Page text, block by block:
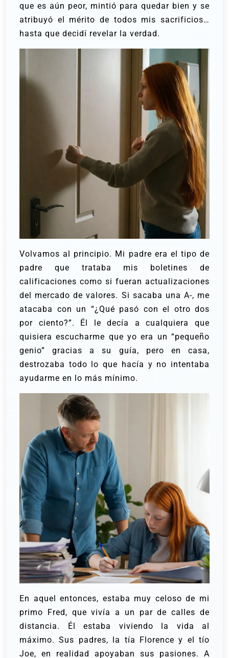
que es aún peor, mintió para quedar bien y se
atribuyó el mérito de todos mis sacrificios…
hasta que decidí revelar la verdad.
Volvamos al principio. Mi padre era el tipo de
padre que trataba mis boletines de
calificaciones como si fueran actualizaciones
del mercado de valores. Si sacaba una A-, me
atacaba con un “¿Qué pasó con el otro dos
por ciento?”. Él le decía a cualquiera que
quisiera escucharme que yo era un “pequeño
genio” gracias a su guía, pero en casa,
destrozaba todo lo que hacía y no intentaba
ayudarme en lo más mínimo.
En aquel entonces, estaba muy celoso de mi
primo Fred, que vivía a un par de calles de
distancia. Él estaba viviendo la vida al
máximo. Sus padres, la tía Florence y el tío
Joe, en realidad apoyaban sus pasiones. A